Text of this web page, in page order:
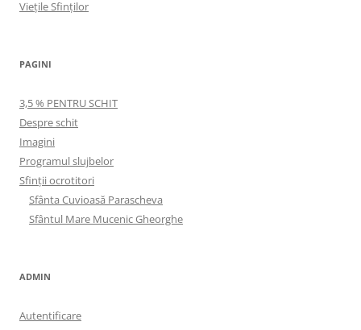
Viețile Sfinților
PAGINI
3,5 % PENTRU SCHIT
Despre schit
Imagini
Programul slujbelor
Sfinţii ocrotitori
Sfânta Cuvioasă Parascheva
Sfântul Mare Mucenic Gheorghe
ADMIN
Autentificare